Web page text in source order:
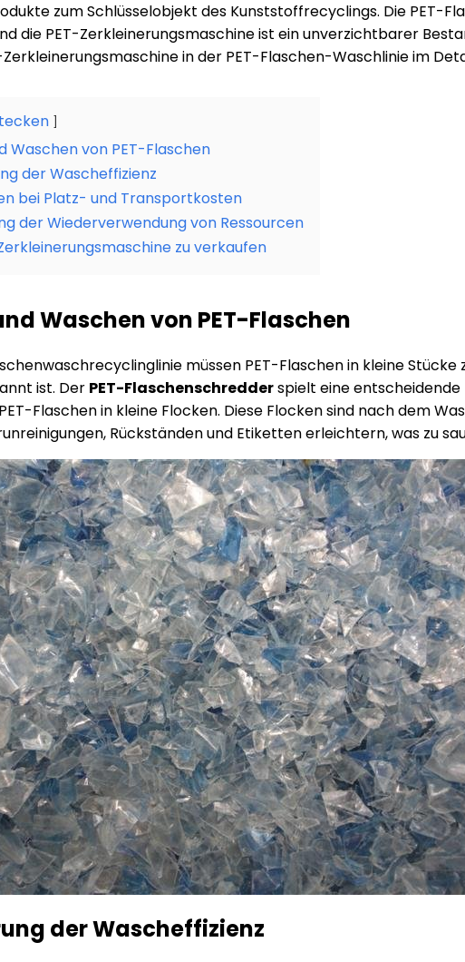
zum Schlüsselobjekt des Kunststoffrecyclings. Die PET-
die PET-Zerkleinerungsmaschine ist ein unverzichtbarer
in der PET-Flaschen-Waschlinie im
Waschen von PET-Flaschen
der Wascheffizienz
bei Platz- und Transportkosten
der Wiederverwendung von Ressourcen
zu verkaufen
Waschen von PET-Flaschen
müssen PET-Flaschen in kleine
ist. Der PET-Flaschenschredderspielt eine
Flaschen in kleine Flocken. Diese Flocken sind nach dem
Rückständen und Etiketten erleichtern, was zu
der Wascheffizienz